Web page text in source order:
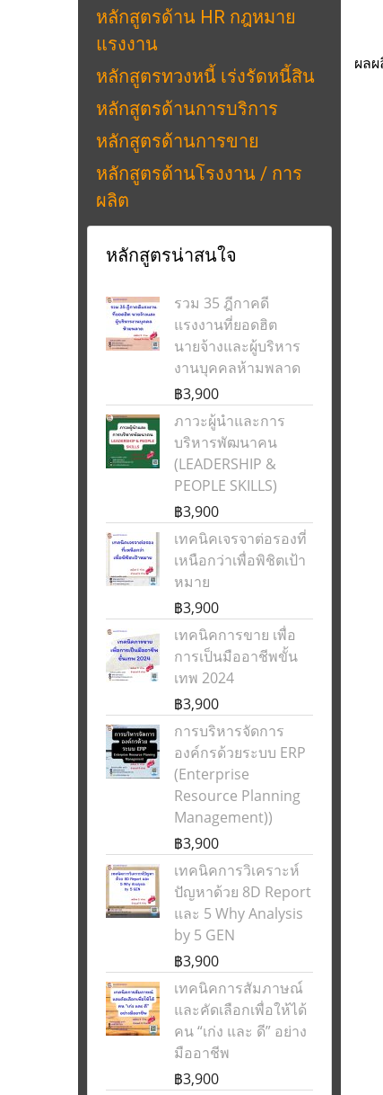
ผลผ
หลักสูตรด้าน HR กฎหมาย
แรงงาน
หลักสูตรทวงหนี้ เร่งรัดหนี้สิน
หลักสูตรด้านการบริการ
หลักสูตรด้านการขาย
หลักสูตรด้านโรงงาน / การ
ผลิต
หลักสูตรน่าสนใจ
รวม 35 ฎีกาคดี
แรงงานที่ยอดฮิต
นายจ้างและผู้บริหาร
งานบุคคลห้ามพลาด
฿3,900
ภาวะผู้นำและการ
บริหารพัฒนาคน
(LEADERSHIP &
PEOPLE SKILLS)
฿3,900
เทคนิคเจรจาต่อรองที่
เหนือกว่าเพื่อพิชิตเป้า
หมาย
฿3,900
เทคนิคการขาย เพื่อ
การเป็นมืออาชีพขั้น
เทพ 2024
฿3,900
การบริหารจัดการ
องค์กรด้วยระบบ ERP
(Enterprise
Resource Planning
Management))
฿3,900
เทคนิคการวิเคราะห์
ปัญหาด้วย 8D Report
และ 5 Why Analysis
by 5 GEN
฿3,900
เทคนิคการสัมภาษณ์
และคัดเลือกเพื่อให้ได้
คน “เก่ง และ ดี” อย่าง
มืออาชีพ
฿3,900